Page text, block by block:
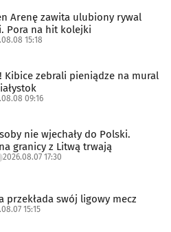
Arenę zawita ulubiony rywal
Pora na hit kolejki
15:18
Kibice zebrali pieniądze na mural
09:16
nie wjechały do Polski.
granicy z Litwą trwają
2026.08.07 17:30
przekłada swój ligowy mecz
15:15